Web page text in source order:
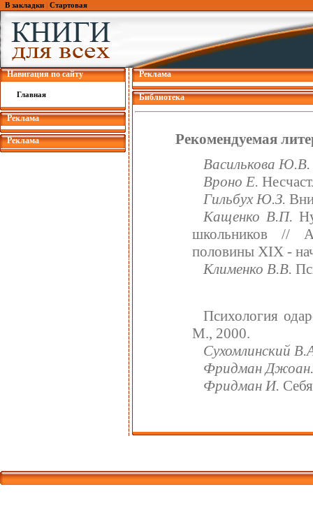
В закладки Стартовая
Навигация по сайту
Главная
Реклама
Реклама
Реклама
Библиотека
Рекомендуемая
Василькова Ю.В.
Вроно Е.
Гильбух Ю.З.
Кащенко В.П.
школьников //
половины XIX -
Клименко В.В.
Психология
М., 2000.
Сухомлинский
Фридман Джоан.
Фридман И.